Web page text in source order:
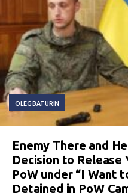
OLEG BATURIN
Enemy There and
Decision to Release
PoW under “I Want
Detained in PoW